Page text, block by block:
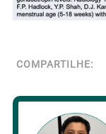
COMPARTILHE: